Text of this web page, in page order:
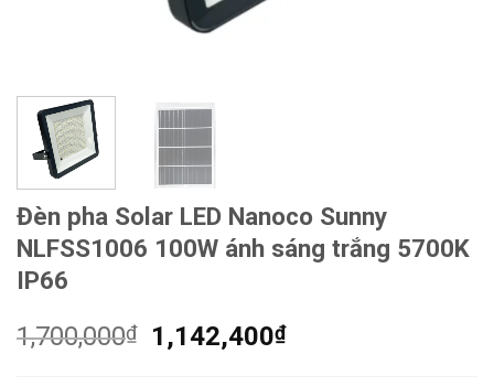
Đèn pha Solar LED Nanoco Sunny
NLFSS1006 100W ánh sáng trắng 5700K
IP66
1,700,000₫
Giá
1,142,400₫Giá